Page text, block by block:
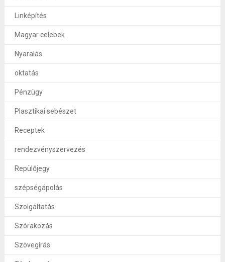
Linképítés
Magyar celebek
Nyaralás
oktatás
Pénzügy
Plasztikai sebészet
Receptek
rendezvényszervezés
Repülőjegy
szépségápolás
Szolgáltatás
Szórakozás
Szövegírás